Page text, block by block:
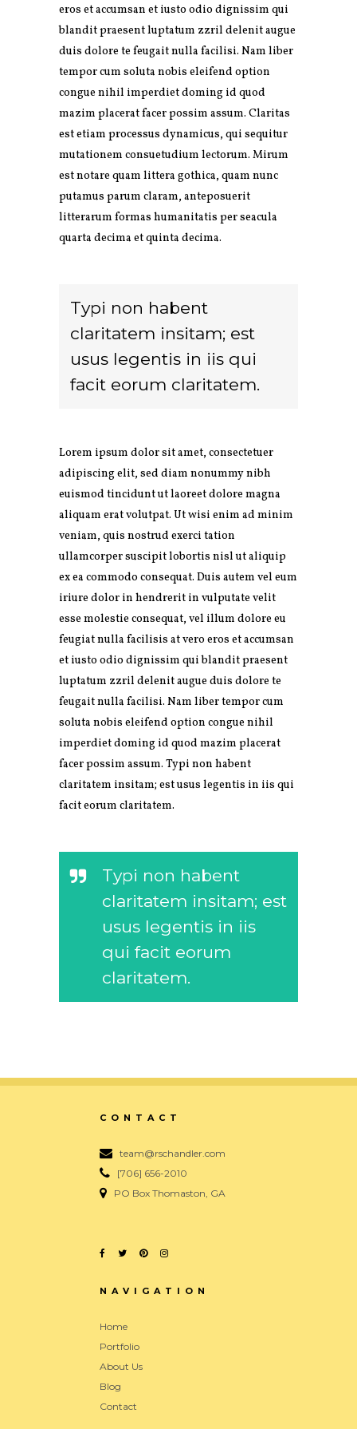
eros et accumsan et iusto odio dignissim qui
blandit praesent luptatum zzril delenit augue
duis dolore te feugait nulla facilisi. Nam liber
tempor cum soluta nobis eleifend option
congue nihil imperdiet doming id quod
mazim placerat facer possim assum. Claritas
est etiam processus dynamicus, qui sequitur
mutationem consuetudium lectorum. Mirum
est notare quam littera gothica, quam nunc
putamus parum claram, anteposuerit
litterarum formas humanitatis per seacula
quarta decima et quinta decima.
Typi non habent
claritatem insitam; est
usus legentis in iis qui
facit eorum claritatem.
Lorem ipsum dolor sit amet, consectetuer
adipiscing elit, sed diam nonummy nibh
euismod tincidunt ut laoreet dolore magna
aliquam erat volutpat. Ut wisi enim ad minim
veniam, quis nostrud exerci tation
ullamcorper suscipit lobortis nisl ut aliquip
ex ea commodo consequat. Duis autem vel eum
iriure dolor in hendrerit in vulputate velit
esse molestie consequat, vel illum dolore eu
feugiat nulla facilisis at vero eros et accumsan
et iusto odio dignissim qui blandit praesent
luptatum zzril delenit augue duis dolore te
feugait nulla facilisi. Nam liber tempor cum
soluta nobis eleifend option congue nihil
imperdiet doming id quod mazim placerat
facer possim assum. Typi non habent
claritatem insitam; est usus legentis in iis qui
facit eorum claritatem.
Typi non habent
claritatem insitam; est
usus legentis in iis
qui facit eorum
claritatem.
CONTACT
team@rschandler.com
[706] 656-2010
PO Box Thomaston, GA
NAVIGATION
Home
Portfolio
About Us
Blog
Contact